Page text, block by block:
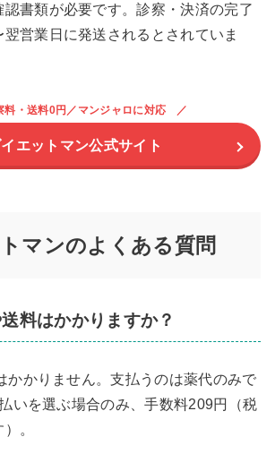
書類が必要です。診察・決済の完了
営業日に発送されるとされていま
料・送料0円／マンジャロに対応
エットマン公式サイト
マンのよくある質問
料はかかりますか？
かかりません。支払うのは薬代のみで
いを選ぶ場合のみ、手数料209円（税
。